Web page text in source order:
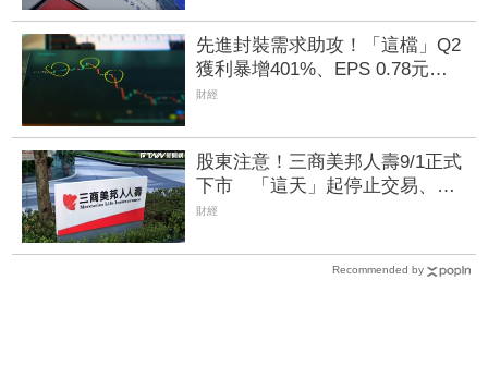
先進封裝需求助攻！「這檔」Q2
獲利暴增401%、EPS 0.78元
H1營運同步創高
財經
股東注意！三商美邦人壽9/1正式
下市 「這天」起停止交易、
252名千張大戶還在場內
財經
Recommended by